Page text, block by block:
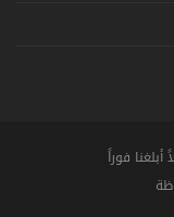
فوراً